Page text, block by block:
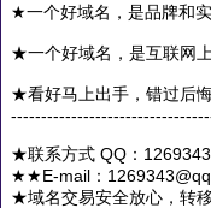
★一个好域名，是品牌和实
★一个好域名，是互联网
★看好马上出手，错过后
★联系方式 QQ：
★★E-mail：
★域名交易安全放心，转